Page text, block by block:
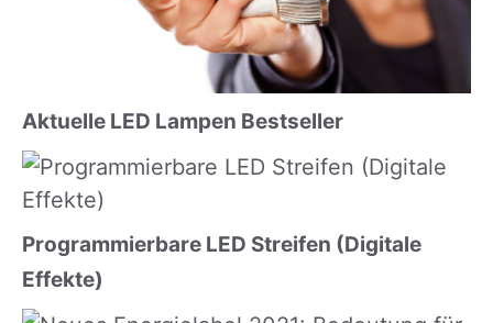
Aktuelle LED Lampen Bestseller
Programmierbare LED Streifen (Digitale
Effekte)